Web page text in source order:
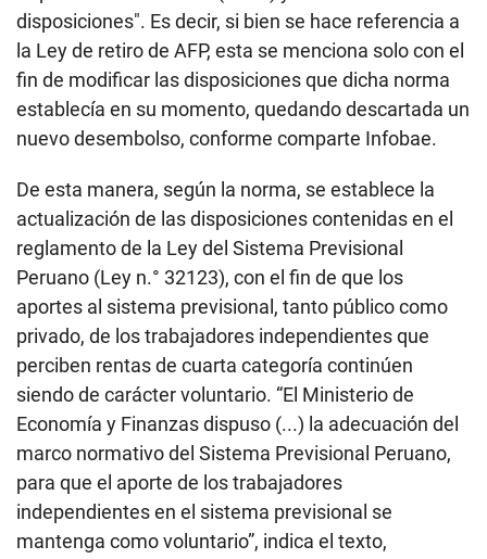
disposiciones". Es decir, si bien se hace referencia a
la Ley de retiro de AFP, esta se menciona solo con el
fin de modificar las disposiciones que dicha norma
establecía en su momento, quedando descartada un
nuevo desembolso, conforme comparte Infobae.
De esta manera, según la norma, se establece la
actualización de las disposiciones contenidas en el
reglamento de la Ley del Sistema Previsional
Peruano (Ley n.° 32123), con el fin de que los
aportes al sistema previsional, tanto público como
privado, de los trabajadores independientes que
perciben rentas de cuarta categoría continúen
siendo de carácter voluntario. “El Ministerio de
Economía y Finanzas dispuso (...) la adecuación del
marco normativo del Sistema Previsional Peruano,
para que el aporte de los trabajadores
independientes en el sistema previsional se
mantenga como voluntario”, indica el texto,